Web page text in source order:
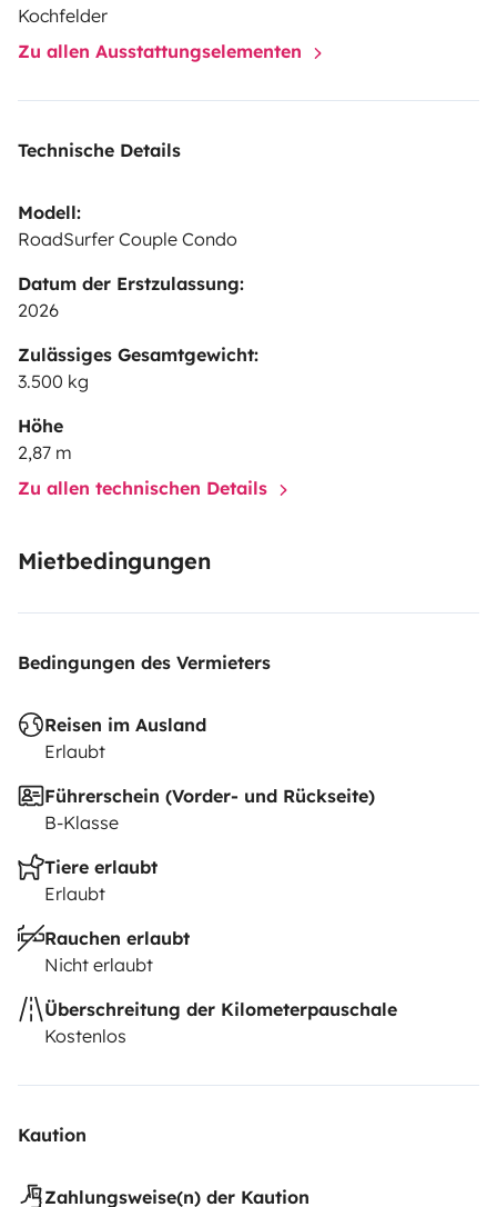
Kochfelder
Zu allen Ausstattungselementen
Technische Details
Modell:
RoadSurfer Couple Condo
Datum der Erstzulassung:
2026
Zulässiges Gesamtgewicht:
3.500 kg
Höhe
2,87 m
Zu allen technischen Details
Mietbedingungen
Bedingungen des Vermieters
Reisen im Ausland
Erlaubt
Führerschein (Vorder- und Rückseite)
B-Klasse
Tiere erlaubt
Erlaubt
Rauchen erlaubt
Nicht erlaubt
Überschreitung der Kilometerpauschale
Kostenlos
Kaution
Zahlungsweise(n) der Kaution